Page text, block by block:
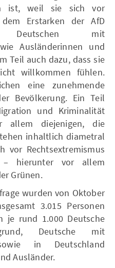
ist, weil sie sich vor
Erstarken der AfD
mit
Ausländerinnen und
Teil auch dazu, dass sie
willkommen fühlen.
eine zunehmende
Bevölkerung. Ein Teil
und Kriminalität
allem diejenigen, die
inhaltlich diametral
vor Rechtsextremismus
hierunter vor allem
Grünen.
wurden von Oktober
3.015 Personen
je rund 1.000 Deutsche
Deutsche mit
in Deutschland
Ausländer.